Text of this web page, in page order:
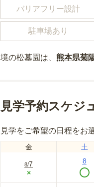
バリアフリー設計
駐車場あり
境の松墓園 は、 熊本県菊
見学予約スケジ
見学をご希望の日程をお
金 土
8/7
×
8